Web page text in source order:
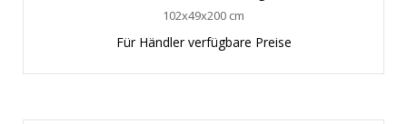
102x49x200 cm
Für Händler verfügbare Preise